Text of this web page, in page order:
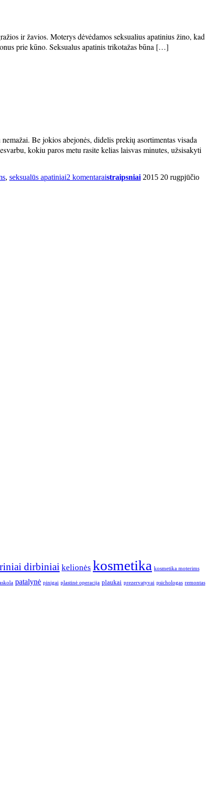
ir žavios. Moterys dėvėdamos seksualius apatinius žino, kad
prie kūno. Seksualus apatinis trikotažas būna […]
Be jokios abejonės, didelis prekių asortimentas visada
kokiu paros metu rasite kelias laisvas minutes, užsisakyti
, seksualūs apatiniai2 komentaraistraipsniai 2015 20 rugpjūčio
dirbiniai kelionės kosmetika kosmetika moterims
patalynė pinigai plastinė operacija plaukai prezervatyvai psichologas remontas